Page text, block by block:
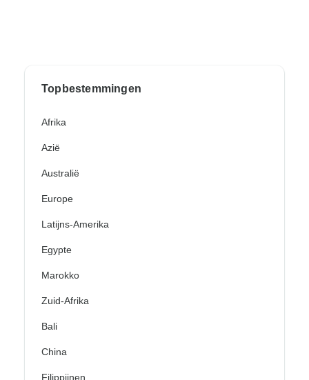
Topbestemmingen
Afrika
Azië
Australië
Europe
Latijns-Amerika
Egypte
Marokko
Zuid-Afrika
Bali
China
Filippijnen